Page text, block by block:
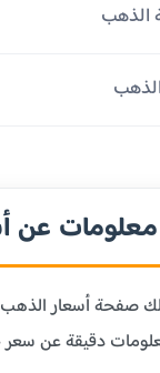
الذهب
معلومات عن
صفحة أسعار الذهب
دقيقة عن سعر